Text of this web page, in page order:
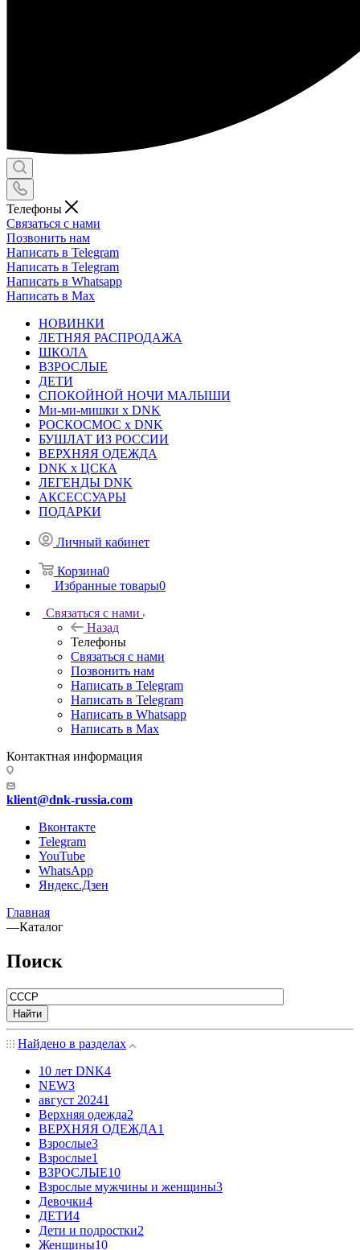
Телефоны
Связаться с нами
Позвонить нам
Написать в Telegram
Написать в Telegram
Написать в Whatsapp
Написать в Max
НОВИНКИ
ЛЕТНЯЯ РАСПРОДАЖА
ШКОЛА
ВЗРОСЛЫЕ
ДЕТИ
СПОКОЙНОЙ НОЧИ МАЛЫШИ
Ми-ми-мишки x DNK
РОСКОСМОС x DNK
БУШЛАТ ИЗ РОССИИ
ВЕРХНЯЯ ОДЕЖДА
DNK x ЦСКА
ЛЕГЕНДЫ DNK
АКСЕССУАРЫ
ПОДАРКИ
Личный кабинет
Корзина0
Избранные товары0
Связаться с нами
Назад
Телефоны
Связаться с нами
Позвонить нам
Написать в Telegram
Написать в Telegram
Написать в Whatsapp
Написать в Max
Контактная информация
klient@dnk-russia.com
Вконтакте
Telegram
YouTube
WhatsApp
Яндекс.Дзен
Главная
—Каталог
Поиск
Найти
Найдено в разделах
10 лет DNK4
NEW3
август 20241
Верхняя одежда2
ВЕРХНЯЯ ОДЕЖДА1
Взрослые3
Взрослые1
ВЗРОСЛЫЕ10
Взрослые мужчины и женщины3
Девочки4
ДЕТИ4
Дети и подростки2
Женщины10